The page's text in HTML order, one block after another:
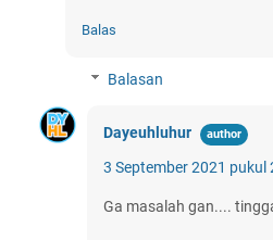
Balas
Balasan
Dayeuhluhur
3 September 2021 pukul
Ga masalah gan....